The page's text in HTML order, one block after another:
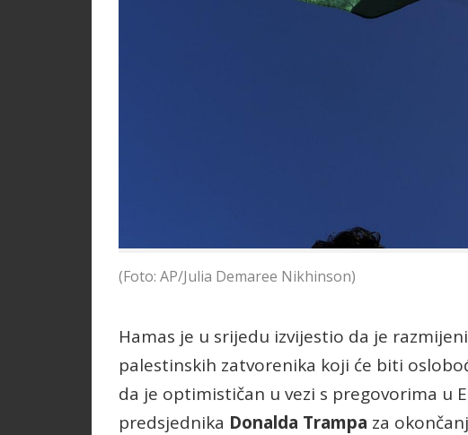
(Foto: AP/Julia Demaree Nikhinson)
Hamas je u srijedu izvijestio da je
palestinskih zatvorenika koji će biti
da je optimističan u vezi s pregovorima u
predsjednika Donalda Trampa za